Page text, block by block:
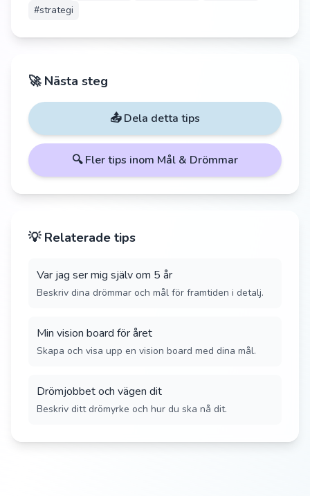
#strategi
🚀 Nästa steg
📤 Dela detta tips
🔍 Fler tips inom Mål & Drömmar
💡 Relaterade tips
Var jag ser mig själv om 5 år
Beskriv dina drömmar och mål för framtiden i detalj.
Min vision board för året
Skapa och visa upp en vision board med dina mål.
Drömjobbet och vägen dit
Beskriv ditt drömyrke och hur du ska nå dit.